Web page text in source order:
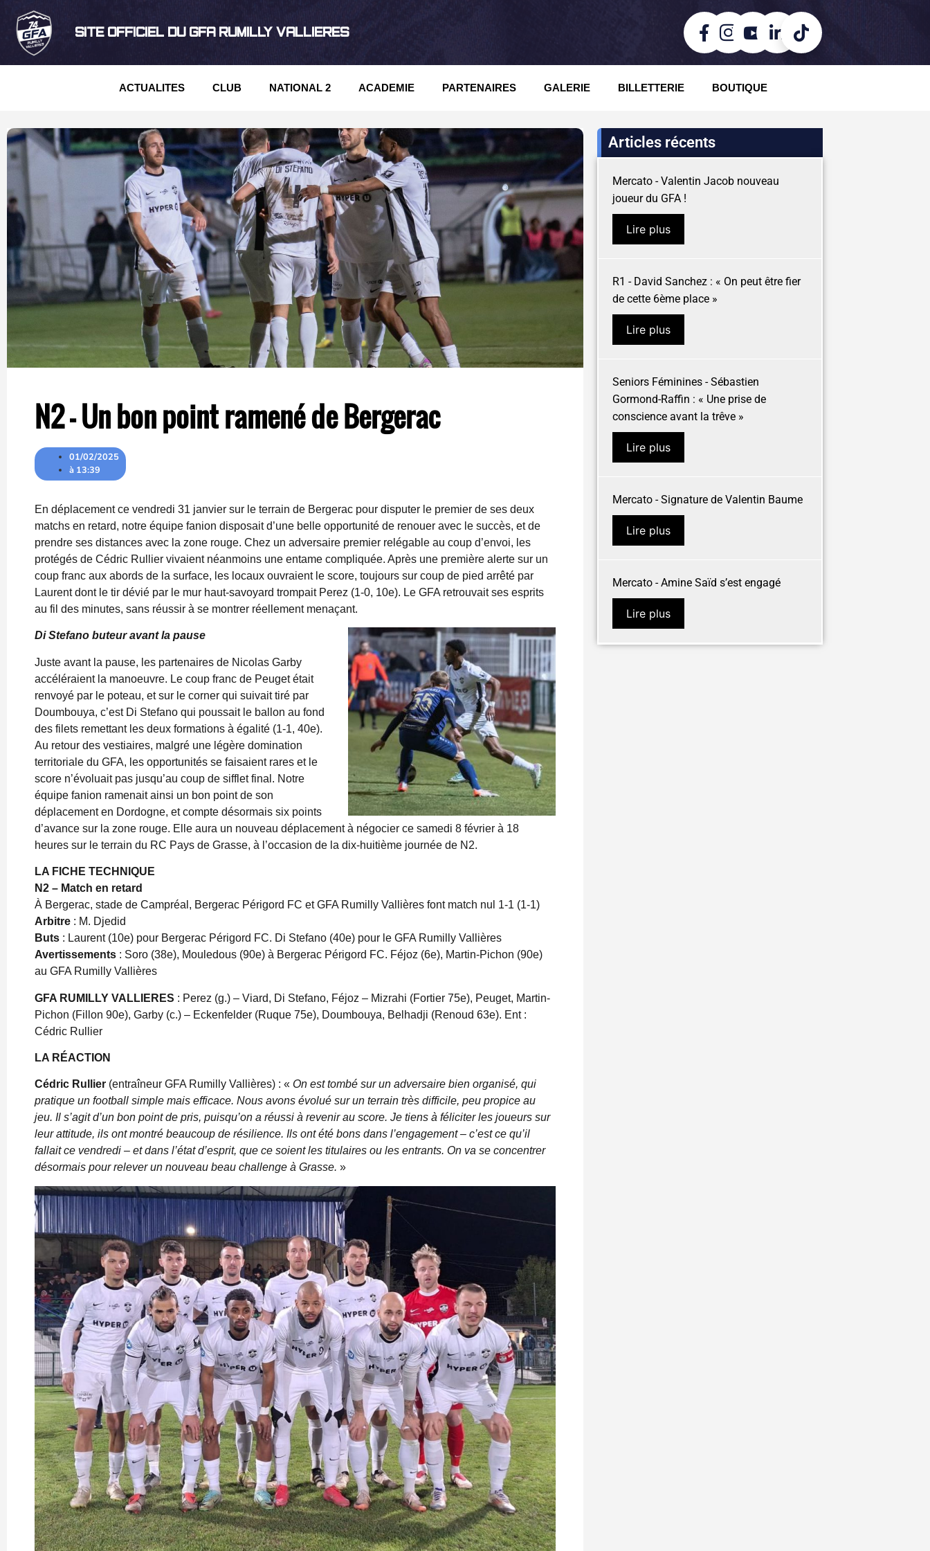
SITE OFFICIEL DU GFA RUMILLY VALLIERES
ACTUALITES CLUB NATIONAL 2 ACADEMIE PARTENAIRES GALERIE BILLETTERIE BOUTIQUE
N2 – Un bon point ramené de Bergerac
01/02/2025
à 13:39
En déplacement ce vendredi 31 janvier sur le terrain de Bergerac pour disputer le premier de ses deux
matchs en retard, notre équipe fanion disposait d’une belle opportunité de renouer avec le succès, et de
prendre ses distances avec la zone rouge. Chez un adversaire premier relégable au coup d’envoi, les
protégés de Cédric Rullier vivaient néanmoins une entame compliquée. Après une première alerte sur un
coup franc aux abords de la surface, les locaux ouvraient le score, toujours sur coup de pied arrêté par
Laurent dont le tir dévié par le mur haut-savoyard trompait Perez (1-0, 10e). Le GFA retrouvait ses esprits
au fil des minutes, sans réussir à se montrer réellement menaçant.
Di Stefano buteur avant la pause
Juste avant la pause, les partenaires de Nicolas Garby
accéléraient la manoeuvre. Le coup franc de Peuget était
renvoyé par le poteau, et sur le corner qui suivait tiré par
Doumbouya, c’est Di Stefano qui poussait le ballon au fond
des filets remettant les deux formations à égalité (1-1, 40e).
Au retour des vestiaires, malgré une légère domination
territoriale du GFA, les opportunités se faisaient rares et le
score n’évoluait pas jusqu’au coup de sifflet final. Notre
équipe fanion ramenait ainsi un bon point de son
déplacement en Dordogne, et compte désormais six points
d’avance sur la zone rouge. Elle aura un nouveau déplacement à négocier ce samedi 8 février à 18
heures sur le terrain du RC Pays de Grasse, à l’occasion de la dix-huitième journée de N2.
LA FICHE TECHNIQUE
N2 – Match en retard
À Bergerac, stade de Campréal, Bergerac Périgord FC et GFA Rumilly Vallières font match nul 1-1 (1-1)
Arbitre : M. Djedid
Buts : Laurent (10e) pour Bergerac Périgord FC. Di Stefano (40e) pour le GFA Rumilly Vallières
Avertissements : Soro (38e), Mouledous (90e) à Bergerac Périgord FC. Féjoz (6e), Martin-Pichon (90e)
au GFA Rumilly Vallières
GFA RUMILLY VALLIERES : Perez (g.) – Viard, Di Stefano, Féjoz – Mizrahi (Fortier 75e), Peuget, Martin-
Pichon (Fillon 90e), Garby (c.) – Eckenfelder (Ruque 75e), Doumbouya, Belhadji (Renoud 63e). Ent :
Cédric Rullier
LA RÉACTION
Cédric Rullier (entraîneur GFA Rumilly Vallières) : « On est tombé sur un adversaire bien organisé, qui
pratique un football simple mais efficace. Nous avons évolué sur un terrain très difficile, peu propice au
jeu. Il s’agit d’un bon point de pris, puisqu’on a réussi à revenir au score. Je tiens à féliciter les joueurs sur
leur attitude, ils ont montré beaucoup de résilience. Ils ont été bons dans l’engagement – c’est ce qu’il
fallait ce vendredi – et dans l’état d’esprit, que ce soient les titulaires ou les entrants. On va se concentrer
désormais pour relever un nouveau beau challenge à Grasse. »
Articles récents
Mercato - Valentin Jacob nouveau
joueur du GFA !
Lire plus
R1 - David Sanchez : « On peut être fier
de cette 6ème place »
Lire plus
Seniors Féminines - Sébastien
Gormond-Raffin : « Une prise de
conscience avant la trêve »
Lire plus
Mercato - Signature de Valentin Baume
Lire plus
Mercato - Amine Saïd s’est engagé
Lire plus